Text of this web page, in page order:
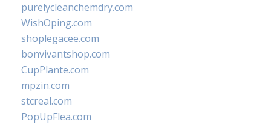
purelycleanchemdry.com
WishOping.com
shoplegacee.com
bonvivantshop.com
CupPlante.com
mpzin.com
stcreal.com
PopUpFlea.com